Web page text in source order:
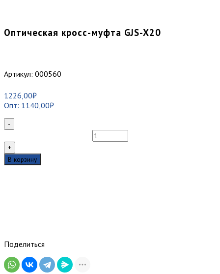
Оптическая кросс-муфта GJS-X20
Артикул: 000560
1226,00₽
Опт: 1140,00₽
-
Количество
товара
+
В корзину
Поделиться